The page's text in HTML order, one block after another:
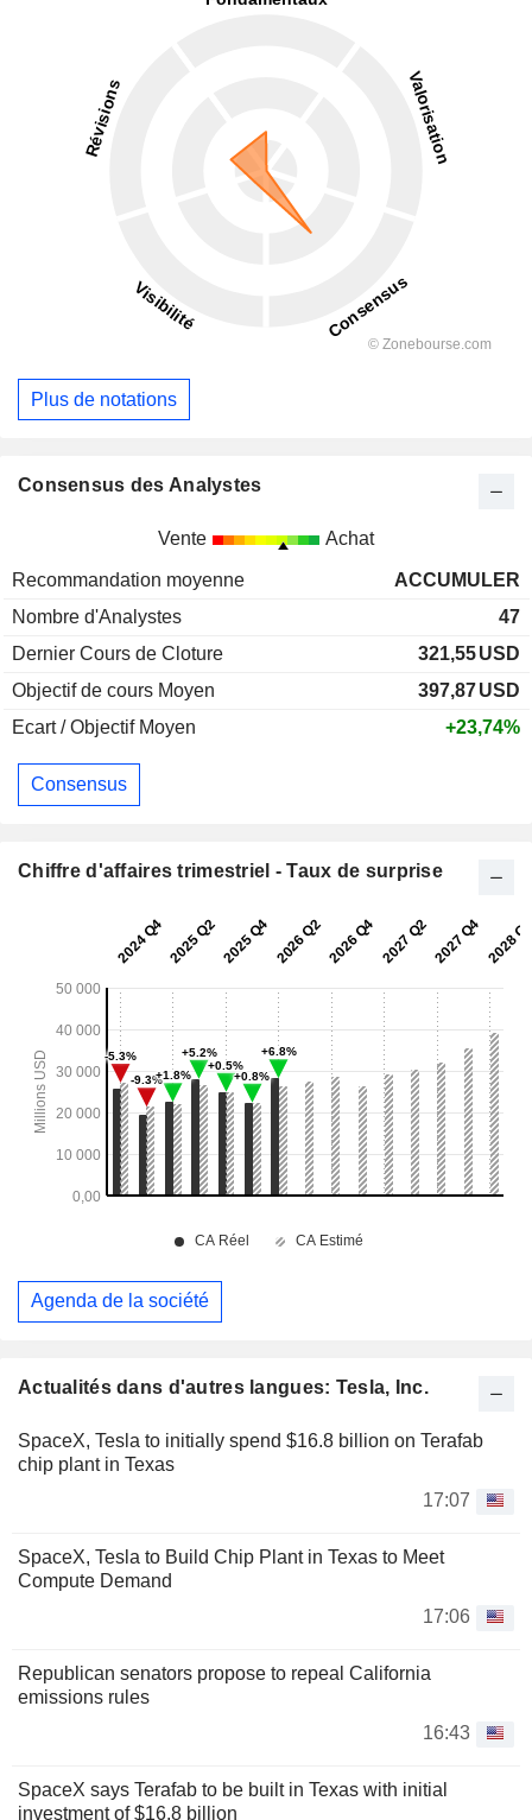
Actualités dans d'autres langues: Tesla, Inc.
SpaceX, Tesla to initially spend $16.8 billion on Terafab
chip plant in Texas
17:07
SpaceX, Tesla to Build Chip Plant in Texas to Meet
Compute Demand
17:06
Republican senators propose to repeal California
emissions rules
16:43
SpaceX says Terafab to be built in Texas with initial
investment of $16.8 billion
Plus de notations
Consensus des Analystes
Vente Achat
Recommandation moyenne
ACCUMULER
Nombre d'Analystes
47
Dernier Cours de Cloture
321,55USD
Objectif de cours Moyen
397,87USD
Ecart / Objectif Moyen
+23,74%
Consensus
Chiffre d'affaires trimestriel - Taux de surprise
Agenda de la société